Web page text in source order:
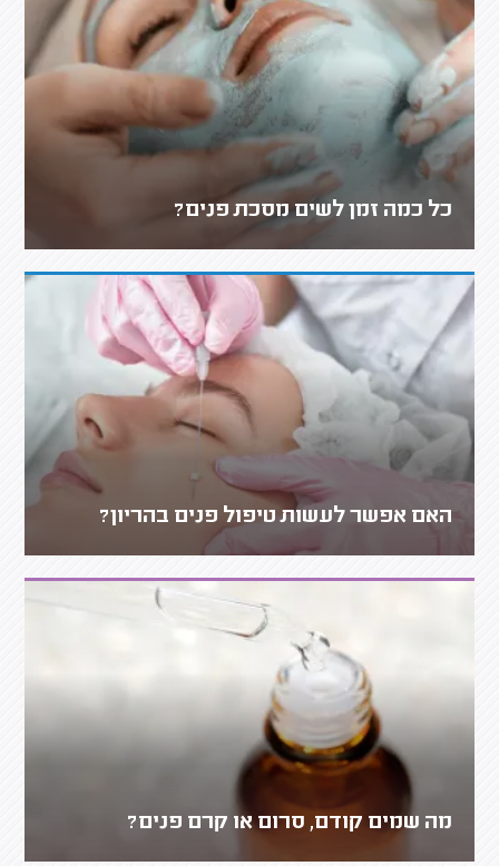
כל כמה זמן לשים מסכת פנים?
האם אפשר לעשות טיפול פנים בהריון?
מה שמים קודם, סרום או קרם פנים?